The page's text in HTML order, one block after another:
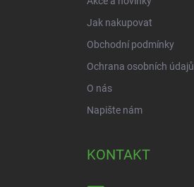
Jak nakupovat
Obchodní podmínky
Ochrana osobních údajů
O nás
Napište nám
KONTAKT